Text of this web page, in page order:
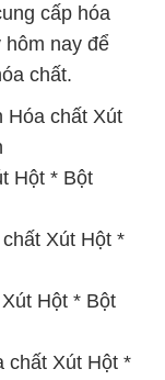
cấp hóa
hôm nay để
chất.
chất Xút
Hột * Bột
Xút Hột *
Hột * Bột
chất Xút Hột *